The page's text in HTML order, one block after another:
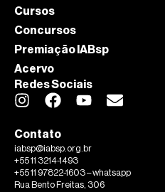
Cursos
Concursos
Premiação IABsp
Acervo
Redes Sociais
Contato
iabsp@iabsp.org.br
+55 11 3214-1493
+55 11 97822-1603 – whatsapp
Rua Bento Freitas, 306